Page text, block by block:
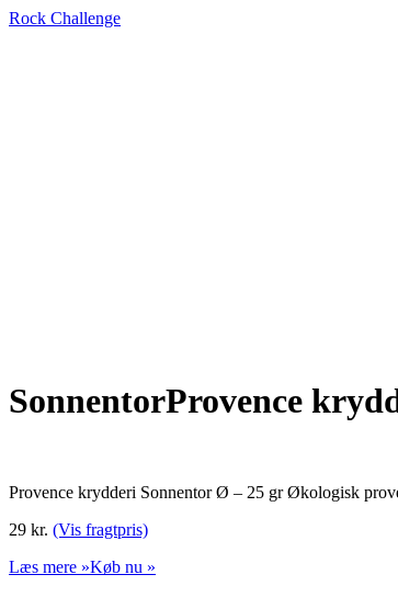
Rock Challenge
SonnentorProvence
Provence krydderi Sonnentor Ø – 25 gr Økologisk
29 kr. (Vis fragtpris)
Læs mere »Køb nu »